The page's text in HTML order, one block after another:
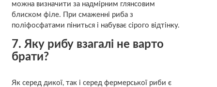
можна визначити за надмірним глянсовим
блиском філе. При смаженні риба з
поліфосфатами піниться і набуває сірого відтінку.
7. Яку рибу взагалі не варто
брати?
Як серед дикої, так і серед фермерської риби є